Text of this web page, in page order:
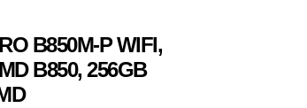
B850M-P WIFI,
B850, 256GB